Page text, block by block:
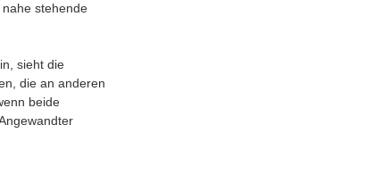
stehende
sieht die
die an anderen
beide